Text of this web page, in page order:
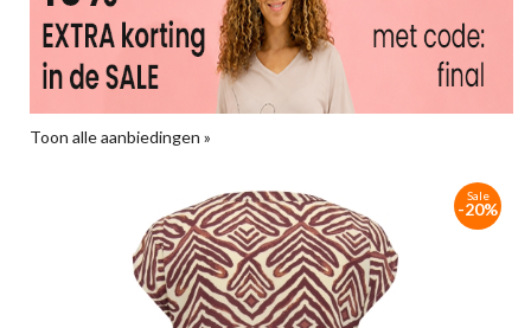
Toon alle aanbiedingen »
Sale
-20%